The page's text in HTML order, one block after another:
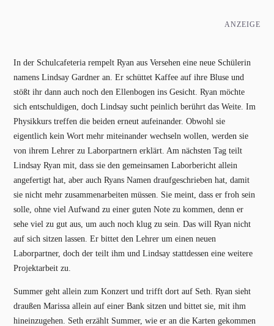
ANZEIGE
In der Schulcafeteria rempelt Ryan aus Versehen eine neue Schülerin
namens Lindsay Gardner an. Er schüttet Kaffee auf ihre Bluse und
stößt ihr dann auch noch den Ellenbogen ins Gesicht. Ryan möchte
sich entschuldigen, doch Lindsay sucht peinlich berührt das Weite. Im
Physikkurs treffen die beiden erneut aufeinander. Obwohl sie
eigentlich kein Wort mehr miteinander wechseln wollen, werden sie
von ihrem Lehrer zu Laborpartnern erklärt. Am nächsten Tag teilt
Lindsay Ryan mit, dass sie den gemeinsamen Laborbericht allein
angefertigt hat, aber auch Ryans Namen draufgeschrieben hat, damit
sie nicht mehr zusammenarbeiten müssen. Sie meint, dass er froh sein
solle, ohne viel Aufwand zu einer guten Note zu kommen, denn er
sehe viel zu gut aus, um auch noch klug zu sein. Das will Ryan nicht
auf sich sitzen lassen. Er bittet den Lehrer um einen neuen
Laborpartner, doch der teilt ihm und Lindsay stattdessen eine weitere
Projektarbeit zu.
Summer geht allein zum Konzert und trifft dort auf Seth. Ryan sieht
draußen Marissa allein auf einer Bank sitzen und bittet sie, mit ihm
hineinzugehen. Seth erzählt Summer, wie er an die Karten gekommen